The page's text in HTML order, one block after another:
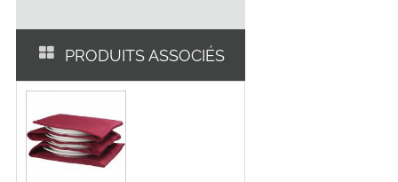
PRODUITS ASSOCIÉS